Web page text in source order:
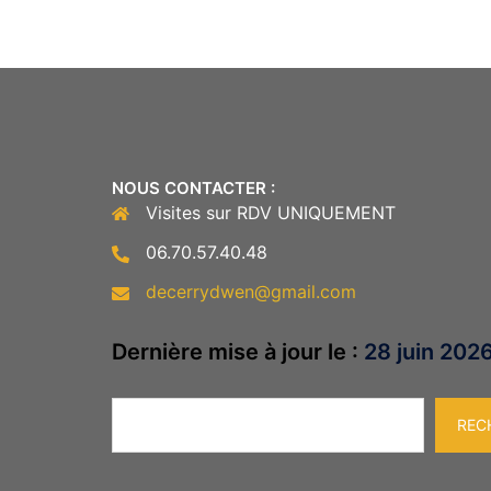
NOUS CONTACTER :
Visites sur RDV UNIQUEMENT
06.70.57.40.48
decerrydwen@gmail.com
Dernière mise à jour le : 28 juin